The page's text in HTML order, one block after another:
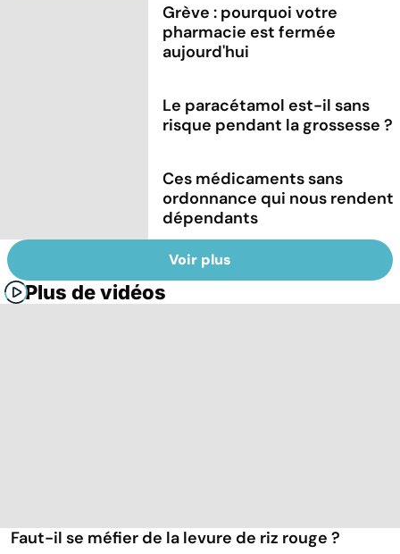
Grève : pourquoi votre
pharmacie est fermée
aujourd'hui
Le paracétamol est-il sans
risque pendant la grossesse ?
Ces médicaments sans
ordonnance qui nous rendent
dépendants
Voir plus
Plus de vidéos
Faut-il se méfier de la levure de riz rouge ?